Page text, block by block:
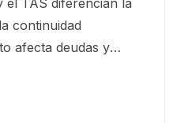
el TAS diferencian la
continuidad
afecta deudas y